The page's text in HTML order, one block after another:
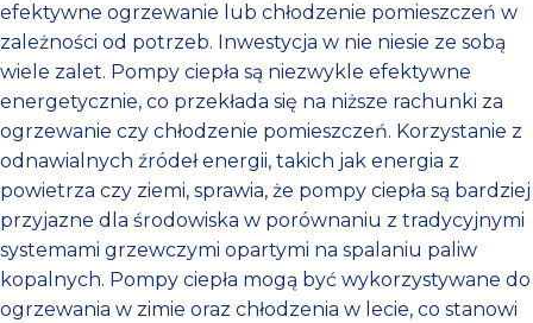
efektywne ogrzewanie lub chłodzenie pomieszczeń w
zależności od potrzeb. Inwestycja w nie niesie ze sobą
wiele zalet. Pompy ciepła są niezwykle efektywne
energetycznie, co przekłada się na niższe rachunki za
ogrzewanie czy chłodzenie pomieszczeń. Korzystanie z
odnawialnych źródeł energii, takich jak energia z
powietrza czy ziemi, sprawia, że pompy ciepła są bardziej
przyjazne dla środowiska w porównaniu z tradycyjnymi
systemami grzewczymi opartymi na spalaniu paliw
kopalnych. Pompy ciepła mogą być wykorzystywane do
ogrzewania w zimie oraz chłodzenia w lecie, co stanowi